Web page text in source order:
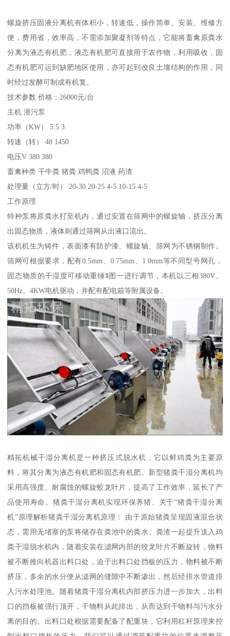
螺旋挤压固液分离机有体积小，转速低，操作简单、安装、维修方
便，费用省，效率高，不需添加聚凝剂等特点，它能将畜禽原粪水
分离为液态有机肥，液态有机肥可直接用于农作物，利用吸收，固
态有机肥可运到缺肥地区使用，亦可起到改良土壤结构的作用，同
时经过发酵可制成有机复。
技术参数 价格：26000元/台
主机 潜污泵
功率（KW） 5.5 3
转速（转） 48 1450
电压V 380 380
畜禽种类 干牛粪 猪粪 鸡鸭粪 沼液 药渣
处理量（立方/时） 20-30 20-25 4-5 10-15 4-5
工作原理
特种泵将原粪水打至机内，通过安置在筛网中的螺旋轴，挤压分离
出固态物质，液体则通过筛网从出液口流出。
该机机生为铸件，表面漆有防护漆、螺旋轴、筛网为不锈钢制作。
筛网可根据要求，配有0.5mm、0.75mm、1.0mm等不同型号网孔，
固态物质的干湿度可移动重锤Ⅱ图一进行调节，本机以三相380V、
50Hz、4KW电机驱动，并配有配电箱等附属设备。
精拓机械干湿分离机是一种挤压式脱水机，它以鲜鸡粪为主要原
料，将其分离为液态有机肥和固态有机肥。新型猪粪干湿分离机均
采用高强度、耐腐蚀的螺旋蛟龙叶片，提高了工作效率，延长了产
品使用寿命。猪粪干湿分离机实现环保养猪、关于“猪粪干湿分离
机”原理解析猪粪干湿分离机原理： 由于原始猪粪呈现固液混合状
态，需用无堵塞的泵将储存在粪池中的粪水、粪渣一起提升送入鸡
粪干湿脱水机内，随着安装在滤网内部的绞龙叶片不断旋转，物料
被不断推向机器出料口处，迫于出料口处挡板的压力，物料被不断
挤压，多余的水分便从滤网的缝隙中不断渗出，然后经排水管道排
入污水处理池。随着猪粪干湿分离机内部挤压力进一步加大，出料
口的挡板被强行顶开，干物料从此排出，从而达到干物料与污水分
离的目的。出料口处根据需要配备了配重块，它利用杠杆原理来控